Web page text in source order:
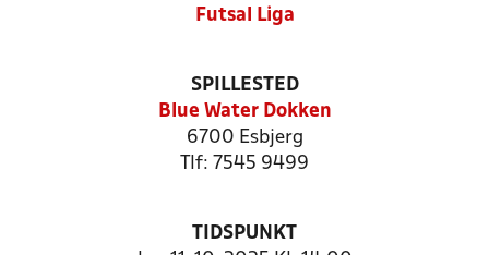
Futsal Liga
SPILLESTED
Blue Water Dokken
6700 Esbjerg
Tlf: 7545 9499
TIDSPUNKT